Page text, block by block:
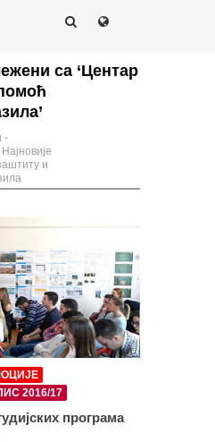
са ‘Центар
-
Најновије
и
2016/17
програма